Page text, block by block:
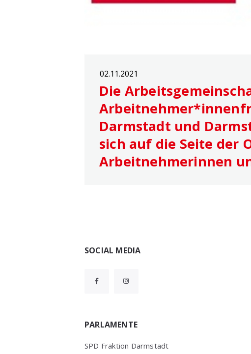
02.11.2021
Die
Darmstadt und
sich auf die Seite der
Arbeitnehmerinnen
Widgets
SOCIAL MEDIA
PARLAMENTE
SPD Fraktion Darmstadt